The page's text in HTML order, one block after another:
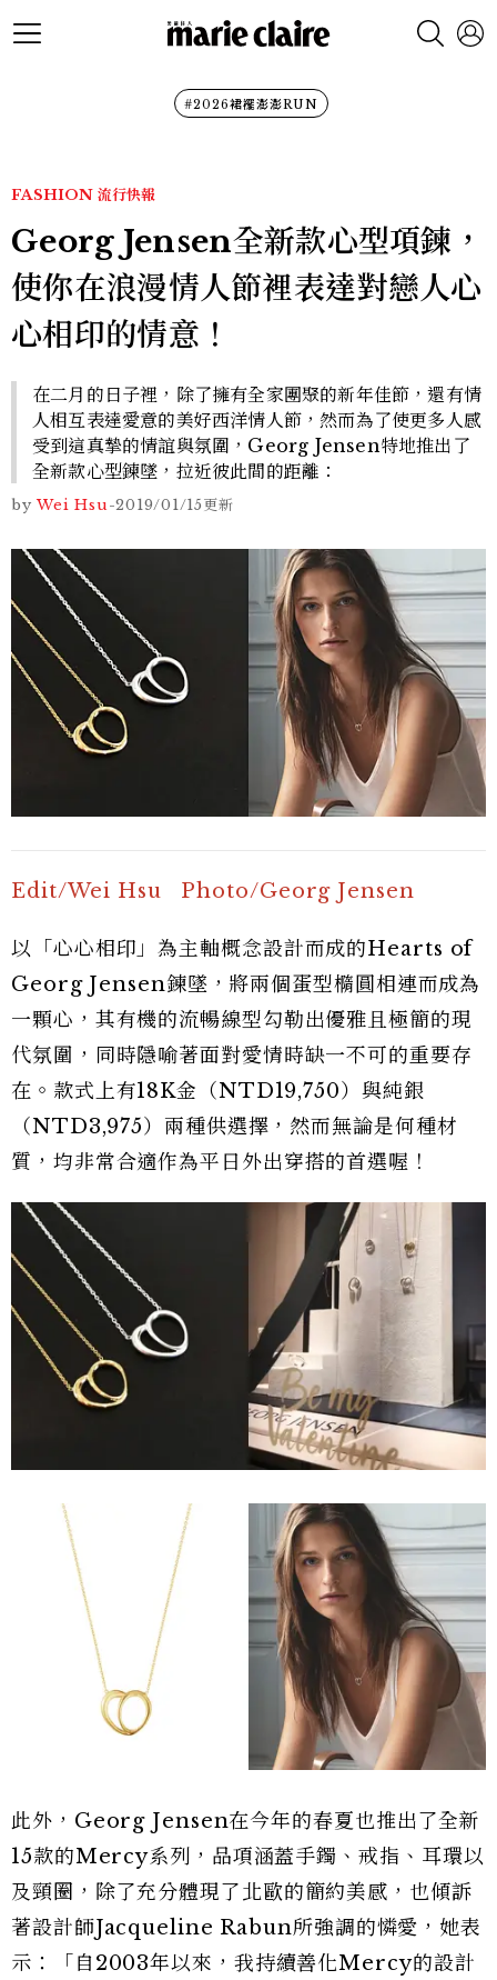
#2026裙襬澎澎RUN
FASHION 流行快報
Georg Jensen全新款心型項鍊，
使你在浪漫情人節裡表達對戀人心
心相印的情意！
在二月的日子裡，除了擁有全家團聚的新年佳節，還有情
人相互表達愛意的美好西洋情人節，然而為了使更多人感
受到這真摯的情誼與氛圍，Georg Jensen特地推出了
全新款心型鍊墜，拉近彼此間的距離：
by Wei Hsu-2019/01/15更新
Edit/Wei Hsu Photo/Georg Jensen
以「心心相印」為主軸概念設計而成的Hearts of
Georg Jensen鍊墜，將兩個蛋型橢圓相連而成為
一顆心，其有機的流暢線型勾勒出優雅且極簡的現
代氛圍，同時隱喻著面對愛情時缺一不可的重要存
在。款式上有18K金（NTD19,750）與純銀
（NTD3,975）兩種供選擇，然而無論是何種材
質，均非常合適作為平日外出穿搭的首選喔！
此外，Georg Jensen在今年的春夏也推出了全新
15款的Mercy系列，品項涵蓋手鐲、戒指、耳環以
及頸圈，除了充分體現了北歐的簡約美感，也傾訴
著設計師Jacqueline Rabun所強調的憐愛，她表
示：「自2003年以來，我持續善化Mercy的設計